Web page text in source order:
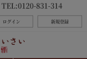
TEL:0120-831-314
ログイン 新規登録